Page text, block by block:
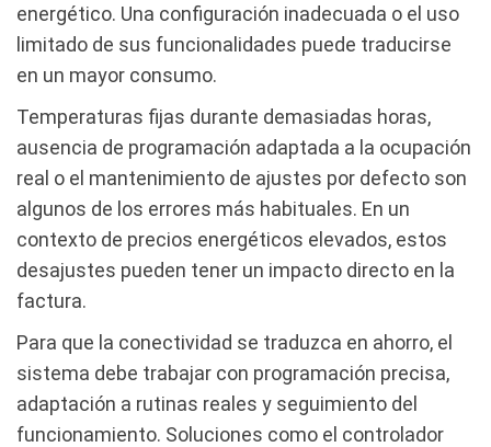
energético. Una configuración inadecuada o el uso
limitado de sus funcionalidades puede traducirse
en un mayor consumo.
Temperaturas fijas durante demasiadas horas,
ausencia de programación adaptada a la ocupación
real o el mantenimiento de ajustes por defecto son
algunos de los errores más habituales. En un
contexto de precios energéticos elevados, estos
desajustes pueden tener un impacto directo en la
factura.
Para que la conectividad se traduzca en ahorro, el
sistema debe trabajar con programación precisa,
adaptación a rutinas reales y seguimiento del
funcionamiento. Soluciones como el controlador